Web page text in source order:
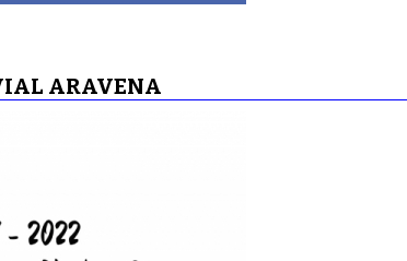
ARAVENA